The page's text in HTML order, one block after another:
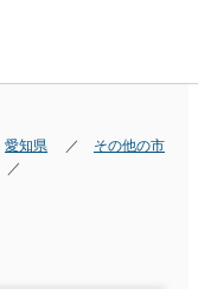
愛知県
その他の市